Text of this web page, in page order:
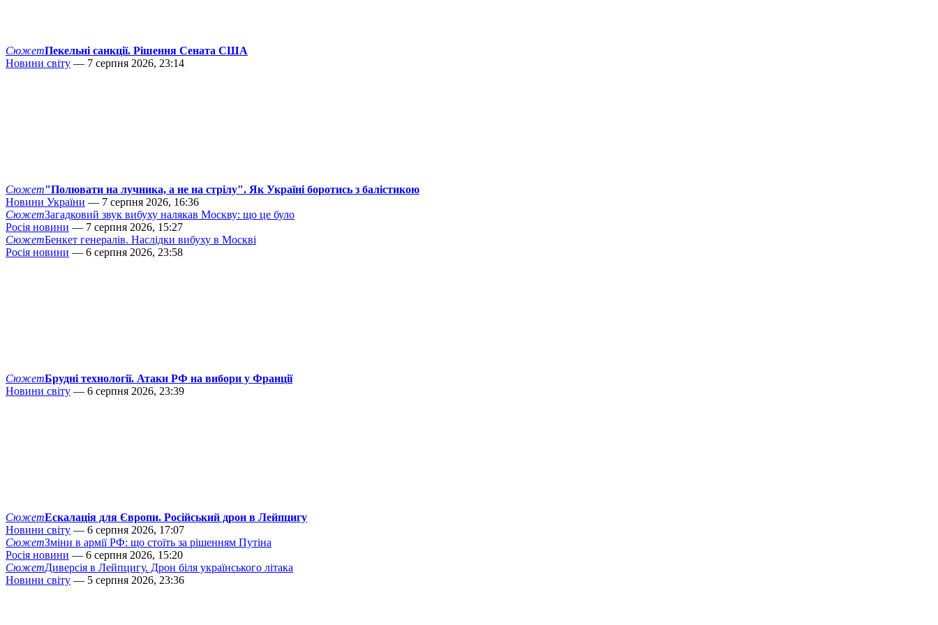
СюжетПекельні санкції. Рішення Сената США
Новини світу — 7 серпня 2026, 23:14
Сюжет"Полювати на лучника, а не на стрілу". Як Україні боротись з балістикою
Новини України — 7 серпня 2026, 16:36
СюжетЗагадковий звук вибуху налякав Москву: що це було
Росія новини — 7 серпня 2026, 15:27
СюжетБенкет генералів. Наслідки вибуху в Москві
Росія новини — 6 серпня 2026, 23:58
СюжетБрудні технології. Атаки РФ на вибори у Франції
Новини світу — 6 серпня 2026, 23:39
СюжетЕскалація для Європи. Російський дрон в Лейпцигу
Новини світу — 6 серпня 2026, 17:07
СюжетЗміни в армії РФ: що стоїть за рішенням Путіна
Росія новини — 6 серпня 2026, 15:20
СюжетДиверсія в Лейпцигу. Дрон біля українського літака
Новини світу — 5 серпня 2026, 23:36